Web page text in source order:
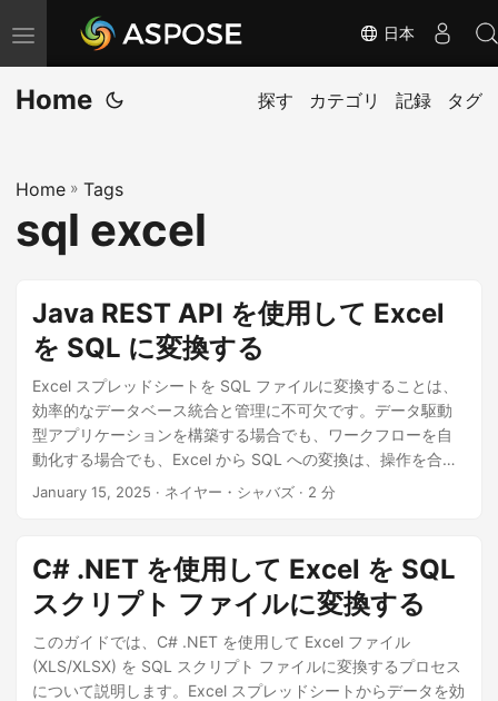
ナ
ビ
ゲ
ョ
ン
り
替
え
日本
Home 探す カテゴリ 記録 タグ
Home » Tags
sql excel
Java REST API を使用して Excel
を SQL に変換する
Excel スプレッドシートを SQL ファイルに変換することは、
効率的なデータベース統合と管理に不可欠です。データ駆動
型アプリケーションを構築する場合でも、ワークフローを自
動化する場合でも、Excel から SQL への変換は、操作を合理
化し、データの有用性を最大限に高める信頼性の高い方法を
January 15, 2025 · ネイヤー・シャバズ · 2 分
C# .NET を使用して Excel を SQL
スクリプト ファイルに変換する
このガイドでは、C# .NET を使用して Excel ファイル
(XLS/XLSX) を SQL スクリプト ファイルに変換するプロセス
について説明します。Excel スプレッドシートからデータを効